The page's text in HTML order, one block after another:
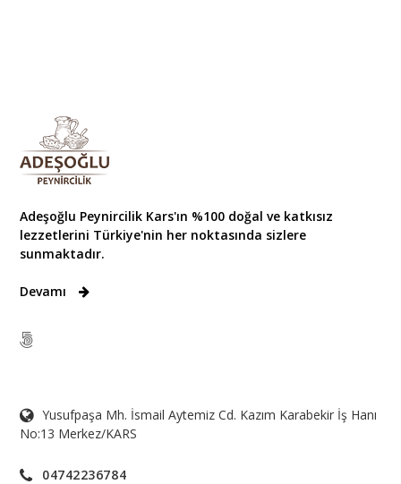
Adeşoğlu Peynircilik Kars'ın %100 doğal ve katkısız
lezzetlerini Türkiye'nin her noktasında sizlere
sunmaktadır.
Devamı
Yusufpaşa Mh. İsmail Aytemiz Cd. Kazım Karabekir İş Hanı
No:13 Merkez/KARS
04742236784